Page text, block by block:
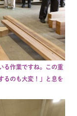
る作業ですね。この重
るのも大変！」と息を